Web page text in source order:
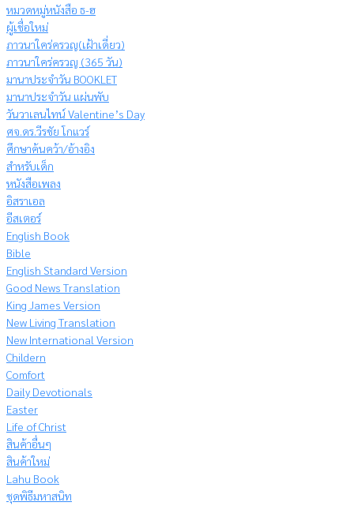
หมวดหมู่หนังสือ ธ-ฮ
ผู้เชื่อใหม่
ภาวนาใคร่ครวญ(เฝ้าเดี่ยว)
ภาวนาใคร่ครวญ (365 วัน)
มานาประจำวัน BOOKLET
มานาประจำวัน แผ่นพับ
วันวาเลนไทน์ Valentine’s Day
ศจ.ดร.วีรชัย โกแวร์
ศึกษาค้นคว้า/อ้างอิง
สำหรับเด็ก
หนังสือเพลง
อิสราเอล
อีสเตอร์
English Book
Bible
English Standard Version
Good News Translation
King James Version
New Living Translation
New International Version
Childern
Comfort
Daily Devotionals
Easter
Life of Christ
สินค้าอื่นๆ
สินค้าใหม่
Lahu Book
ชุดพิธีมหาสนิท